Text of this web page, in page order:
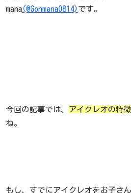
mana(@Gonmana0814)です。
今回の記事では、 アイクレオの特徴
ね。
もし、すでにアイクレオをお子さ